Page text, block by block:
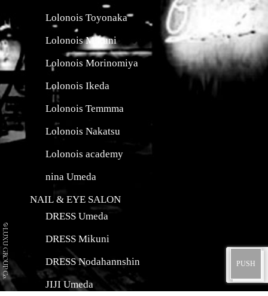
Lolonois Toyonaka
Lolonois Mikuni
Lolonois Morinomiya
Lolonois Ikeda
Lolonois Temmma
Lolonois Nakatsu
Lolonois academy
nina Umeda
NAIL & EYE SALON
DRESS Umeda
DRESS Mikuni
DRESS Nodahannshin
JIJI Umeda
©LUXU GROUP Co.